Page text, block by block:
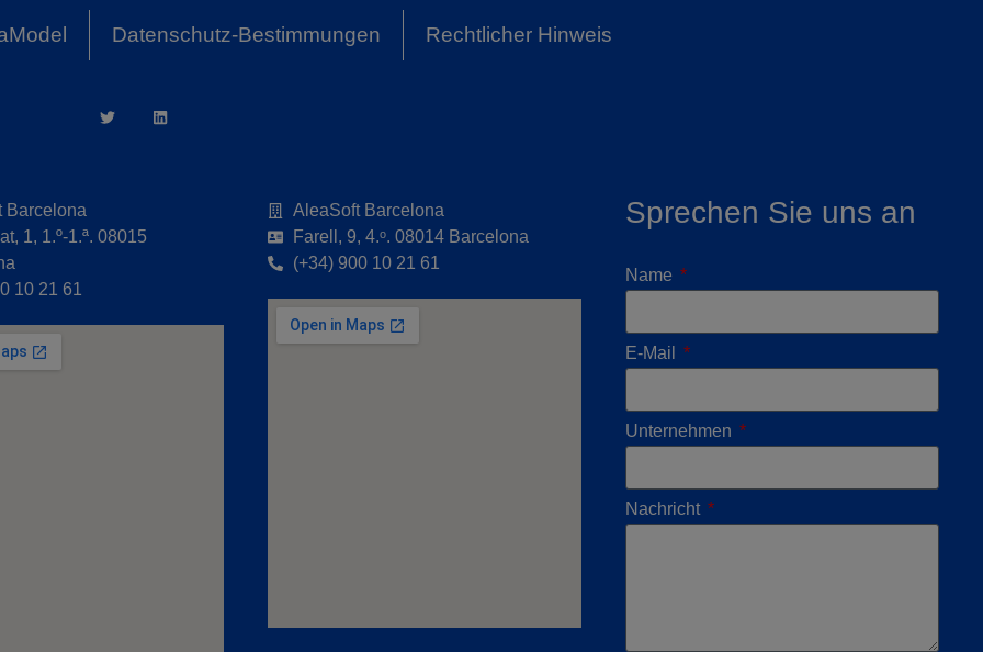
Datenschutz-Bestimmungen Rechtlicher Hinweis
Barcelona
1, 1.º-1.ª. 08015
10 21 61
AleaSoft Barcelona
Farell, 9, 4.ᵒ. 08014 Barcelona
(+34) 900 10 21 61
Sprechen Sie uns an
Name
E-Mail
Unternehmen
Nachricht